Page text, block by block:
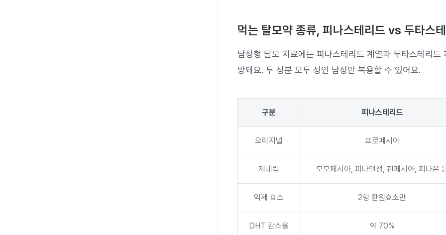
먹는 탈모약 종류, 피나스테리드 vs 두타스
남성형 탈모 치료에는 피나스테리드 계열과 두타스테리
방돼요. 두 성분 모두 성인 남성만 복용할 수 있어요.
구분 피나스테리드
오리지널 프로페시아
제네릭 모모페시아, 피나앤정, 핀페시아, 피나온
억제 효소 2형 환원효소만
DHT 감소율 약 70%